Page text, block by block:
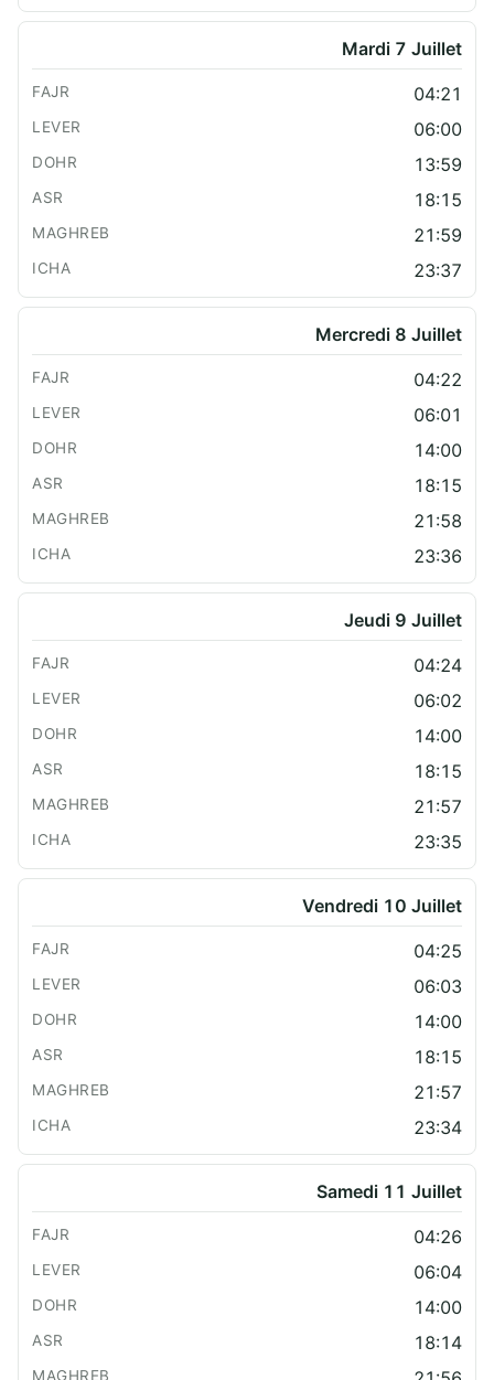
Mardi 7 Juillet
04:21
06:00
13:59
18:15
21:59
23:37
Mercredi 8 Juillet
04:22
06:01
14:00
18:15
21:58
23:36
Jeudi 9 Juillet
04:24
06:02
14:00
18:15
21:57
23:35
Vendredi 10 Juillet
04:25
06:03
14:00
18:15
21:57
23:34
Samedi 11 Juillet
04:26
06:04
14:00
18:14